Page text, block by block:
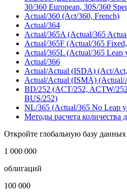
30/360 German (30E/360
30/360 ISDA (30/360) (Bond
30/360 US (30U/360, 30US/
30E/360 (Eurobond Basis, 30/
30/360 European, 30S/360
Actual/360 (Act/360, French)
Actual/364
Actual/365A (Actual/365
Actual/365F (Actual/365
Actual/365L (Actual/365 Leap
Actual/366
Actual/Actual (ISDA) (Act/
Actual/Actual (ISMA)
BUS/252)
Методы расчета количества
Откройте глобальную базу данных
1 000 000